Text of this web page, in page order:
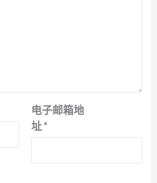
电子邮箱地
址*